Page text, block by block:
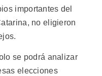
importantes del
no eligieron
se podrá analizar
elecciones